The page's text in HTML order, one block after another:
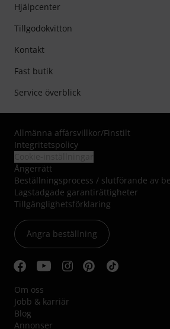
Hjälpcenter
Tillgodokvitton
Kontakt
Fast butik
Service överblick
Allmänna affärsvillkor/Finstilt
Integritetspolicy
Ångerrätt
Beställningsprocess / slutförande av
Lagstadgade garantirättigheter
Tillgänglighetsförklaring
Ångra beställning
Om oss
Jobb & karriär
Blog
Annonser